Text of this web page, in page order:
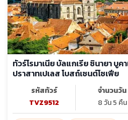
ทัวร์โรมาเนีย บัลแกเรีย ซินายา บูค
ปราสาทเปเลส โบสถ์เซนต์โซเฟีย
รหัสทัวร์
TVZ9512
จำนวนวัน
8 วัน 5 คืน